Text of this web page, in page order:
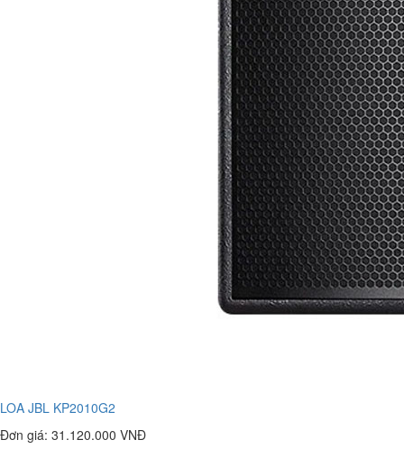
LOA JBL KP2010G2
Đơn giá: 31.120.000 VNĐ